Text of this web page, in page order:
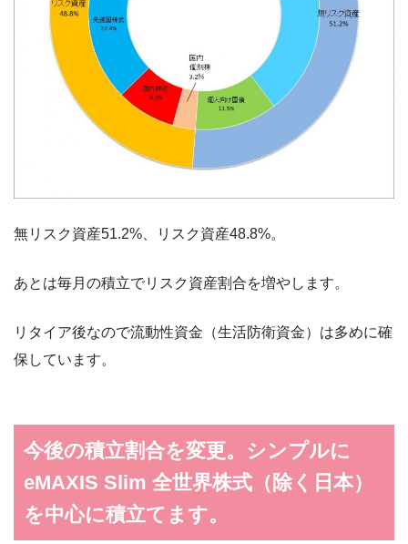
無リスク資産51.2%、リスク資産48.8%。
あとは毎月の積立でリスク資産割合を増やします。
リタイア後なので流動性資金（生活防衛資金）は多めに確
保しています。
今後の積立割合を変更。シンプルに
eMAXIS Slim 全世界株式（除く日本）
を中心に積立てます。